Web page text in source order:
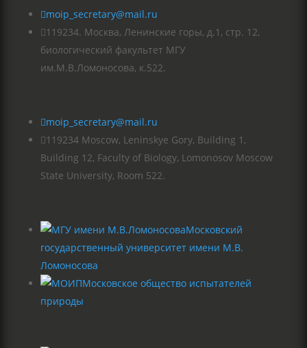
moip_secretary@mail.ru
119234. Москва, Ленинские горы, д.1, стр. 12,
биологический факультет МГУ
им.М.В.Ломоносова, к.522.
moip_secretary@mail.ru
119234 Moscow, Leninskye Gory, Building 1,
Building 12, Faculty of Biology, Lomonosov Moscow
State University, Room 522.
Московский
государственный университет имени М.В.
Ломоносова
Московское общество испытателей
природы